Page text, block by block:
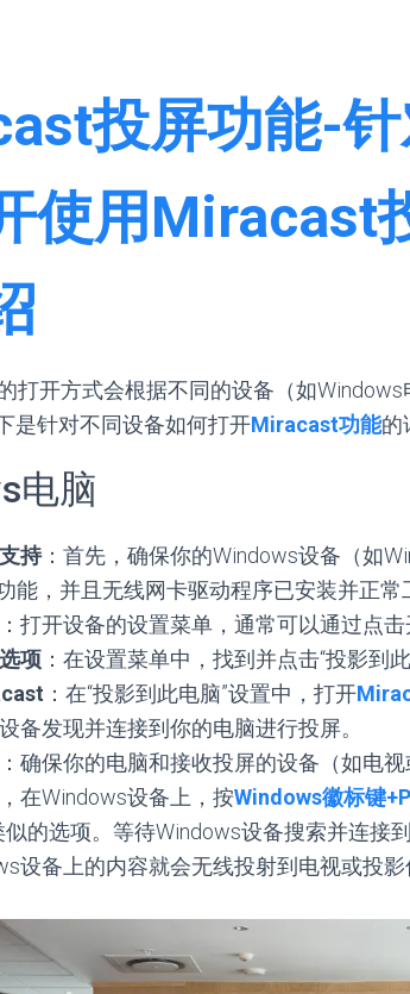
投屏功能-
使用Miracast
打开方式会根据不同的设备（如
是针对不同设备如何打开Miracast功能的
电脑
持：首先，确保你的Windows设备（如
能，并且无线网卡驱动程序已安装并正常
：打开设备的设置菜单，通常可以通过点击
项 ：在设置菜单中，找到并点击“投影到
：在“投影到此电脑”设置中，打开
备发现并连接到你的电脑进行投屏。
：确保你的电脑和接收投屏的设备（如电
在Windows设备上，按Windows徽标键+P
似的选项。等待Windows设备搜索并连接
设备上的内容就会无线投射到电视或投影